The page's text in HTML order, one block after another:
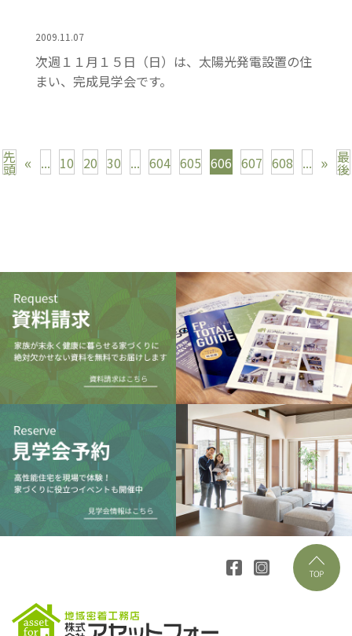
2009.11.07
次週１１月１５日（日）は、太陽光発電設置の住
まい、完成見学会です。
先
頭 « ... 10 20 30 ... 604 605 606 607 608 ... » 最
後